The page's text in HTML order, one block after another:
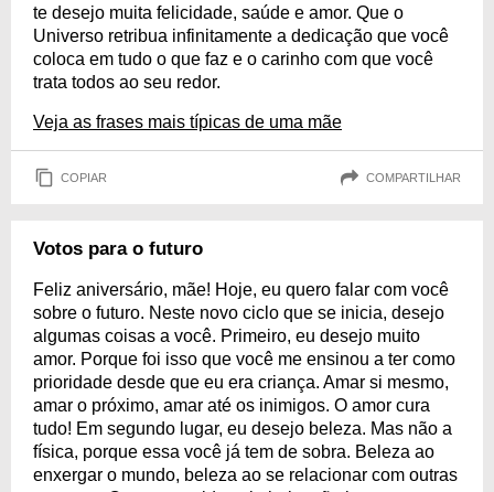
te desejo muita felicidade, saúde e amor. Que o
Universo retribua infinitamente a dedicação que você
coloca em tudo o que faz e o carinho com que você
trata todos ao seu redor.
Veja as frases mais típicas de uma mãe
COPIAR COMPARTILHAR
Votos para o futuro
Feliz aniversário, mãe! Hoje, eu quero falar com você
sobre o futuro. Neste novo ciclo que se inicia, desejo
algumas coisas a você. Primeiro, eu desejo muito
amor. Porque foi isso que você me ensinou a ter como
prioridade desde que eu era criança. Amar si mesmo,
amar o próximo, amar até os inimigos. O amor cura
tudo! Em segundo lugar, eu desejo beleza. Mas não a
física, porque essa você já tem de sobra. Beleza ao
enxergar o mundo, beleza ao se relacionar com outras